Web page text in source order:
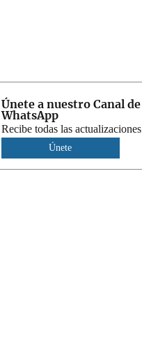
Únete a nuestro Canal de
WhatsApp
Recibe todas las actualizaciones
Únete